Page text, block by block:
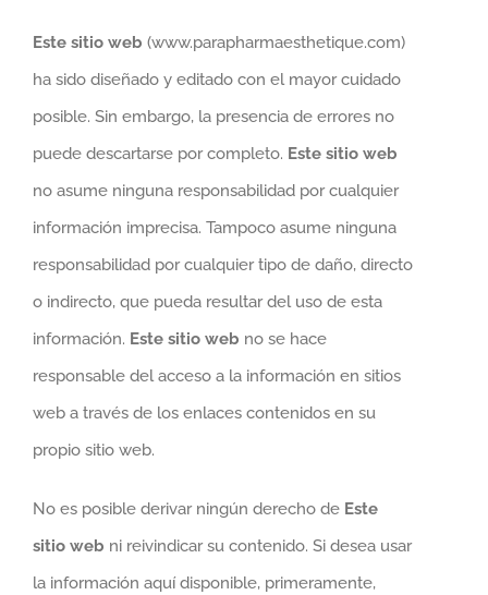
Este sitio web (www.parapharmaesthetique.com)
ha sido diseñado y editado con el mayor cuidado
posible. Sin embargo, la presencia de errores no
puede descartarse por completo. Este sitio web
no asume ninguna responsabilidad por cualquier
información imprecisa. Tampoco asume ninguna
responsabilidad por cualquier tipo de daño, directo
o indirecto, que pueda resultar del uso de esta
información. Este sitio web no se hace
responsable del acceso a la información en sitios
web a través de los enlaces contenidos en su
propio sitio web.
No es posible derivar ningún derecho de Este
sitio web ni reivindicar su contenido. Si desea usar
la información aquí disponible, primeramente,